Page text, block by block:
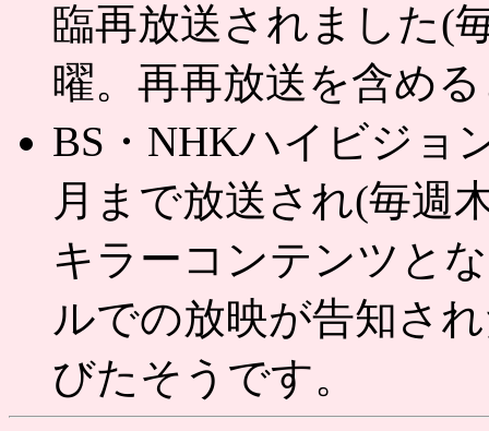
臨再放送されました(
曜。再再放送を含め
BS・NHKハイビジョ
月まで放送され(毎週
キラーコンテンツと
ルでの放映が告知さ
びたそうです。